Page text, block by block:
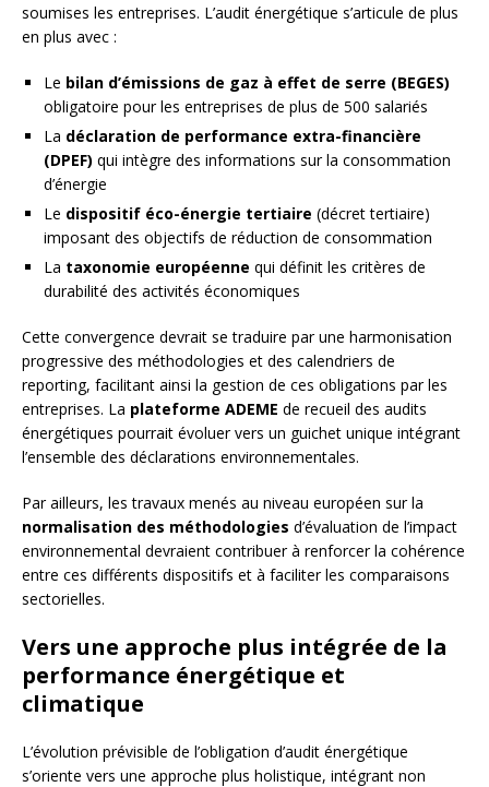
soumises les entreprises. L’audit énergétique s’articule de plus
en plus avec :
Le bilan d’émissions de gaz à effet de serre (BEGES)
obligatoire pour les entreprises de plus de 500 salariés
La déclaration de performance extra-financière
(DPEF) qui intègre des informations sur la consommation
d’énergie
Le dispositif éco-énergie tertiaire (décret tertiaire)
imposant des objectifs de réduction de consommation
La taxonomie européenne qui définit les critères de
durabilité des activités économiques
Cette convergence devrait se traduire par une harmonisation
progressive des méthodologies et des calendriers de
reporting, facilitant ainsi la gestion de ces obligations par les
entreprises. La plateforme ADEME de recueil des audits
énergétiques pourrait évoluer vers un guichet unique intégrant
l’ensemble des déclarations environnementales.
Par ailleurs, les travaux menés au niveau européen sur la
normalisation des méthodologies d’évaluation de l’impact
environnemental devraient contribuer à renforcer la cohérence
entre ces différents dispositifs et à faciliter les comparaisons
sectorielles.
Vers une approche plus intégrée de la
performance énergétique et
climatique
L’évolution prévisible de l’obligation d’audit énergétique
s’oriente vers une approche plus holistique, intégrant non